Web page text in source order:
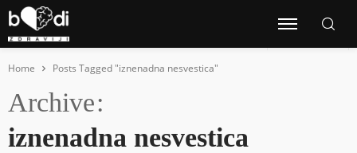
Home Posts Tagged "iznenadna nesvestica"
Archive
iznenadna nesvestica